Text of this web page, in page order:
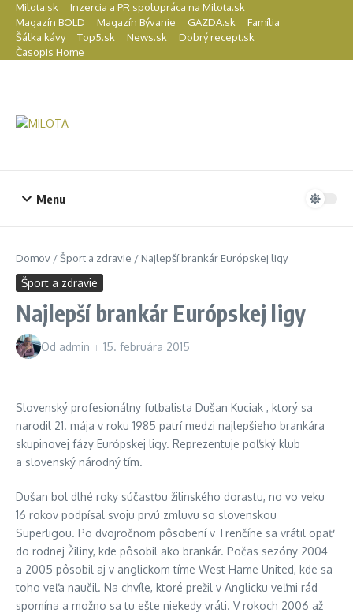
Preskočiť na obsah
Milota.sk
Inzercia a PR spolupráca na Milota.sk
Magazín BOLD
Magazín Bývanie GAZDA.sk
Família
Šálka kávy
Top5.sk News.sk
Dobrý recept.sk
Časopis Home
Menu
Domov /Šport a zdravie / Najlepší brankár Európskej ligy
Šport a zdravie
Najlepší brankár Európskej ligy
Od admin 15. februára 2015
Slovenský profesionálny futbalista Dušan Kuciak , ktorý sa
narodil 21. mája v roku 1985 patrí medzi najlepšieho brankára
skupinovej fázy Európskej ligy. Reprezentuje poľský klub
a slovenský národný tím.
Dušan bol dlhé roky súčasťou žilinského dorastu, no vo veku
16 rokov podpísal svoju prvú zmluvu so slovenskou
Superligou. Po dvojročnom pôsobení v Trenčíne sa vrátil opäť
do rodnej Žiliny, kde pôsobil ako brankár. Počas sezóny 2004
a 2005 pôsobil aj v anglickom tíme West Hame United, kde sa
toho veľa naučil. Na chvíle, ktoré prežil v Anglicku veľmi rád
spomína a možno sa tu ešte niekedy vráti. V rokoch 2006 až